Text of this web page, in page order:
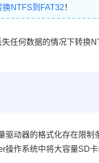
换NTFS到FAT32 ！
驱动器的格式化存在限
作系统中将大容量SD卡